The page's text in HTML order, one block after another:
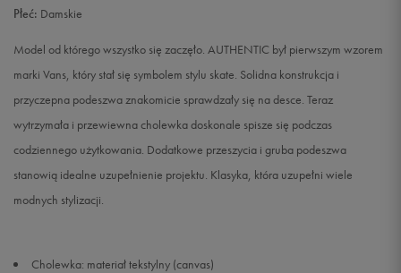
39 25 cm Powiadom o dostępności
25,5 cm Powiadom o dostępności
Płeć: Damskie
Model od którego wszystko się zaczęło. AUTHENTIC był pierwszym wzorem
marki Vans, który stał się symbolem stylu skate. Solidna konstrukcja i
przyczepna podeszwa znakomicie sprawdzały się na desce. Teraz
wytrzymała i przewiewna cholewka doskonale spisze się podczas
codziennego użytkowania. Dodatkowe przeszycia i gruba podeszwa
stanowią idealne uzupełnienie projektu. Klasyka, która uzupełni wiele
modnych stylizacji.
Cholewka: materiał tekstylny (canvas)